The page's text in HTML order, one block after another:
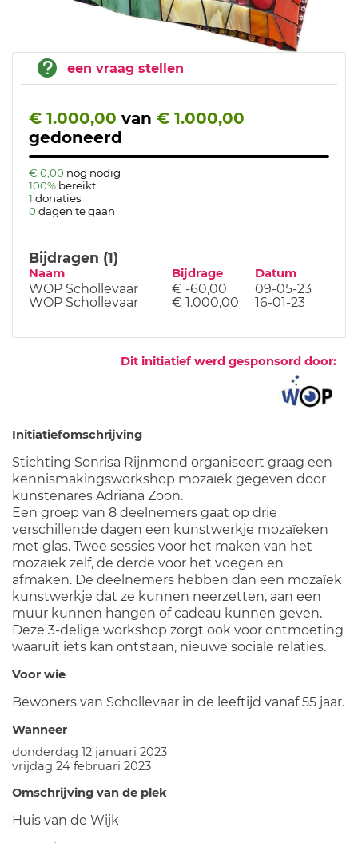
een vraag stellen
€ 1.000,00 van € 1.000,00
gedoneerd
€ 0,00 nog nodig
100% bereikt
1 donaties
0 dagen te gaan
Bijdragen (1)
Naam Bijdrage Datum
WOP Schollevaar € -60,00
09-05-23
WOP Schollevaar
€ 1.000,00 16-01-23
Dit initiatief werd gesponsord door:
Initiatiefomschrijving
Stichting Sonrisa Rijnmond organiseert graag een
kennismakingsworkshop mozaïek gegeven door
kunstenares Adriana Zoon.
Een groep van 8 deelnemers gaat op drie
verschillende dagen een kunstwerkje mozaïeken
met glas. Twee sessies voor het maken van het
mozaïek zelf, de derde voor het voegen en
afmaken. De deelnemers hebben dan een mozaïek
kunstwerkje dat ze kunnen neerzetten, aan een
muur kunnen hangen of cadeau kunnen geven.
Deze 3-delige workshop zorgt ook voor ontmoeting
waaruit iets kan ontstaan, nieuwe sociale relaties.
Voor wie
Bewoners van Schollevaar in de leeftijd vanaf 55 jaar.
Wanneer
donderdag 12 januari 2023
vrijdag 24 februari 2023
Omschrijving van de plek
Huis van de Wijk